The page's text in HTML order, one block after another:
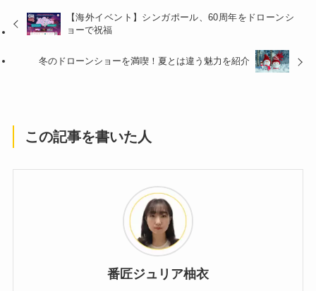
【海外イベント】シンガポール、60周年をドローンシ
ョーで祝福
冬のドローンショーを満喫！夏とは違う魅力を紹介
この記事を書いた人
番匠ジュリア柚衣